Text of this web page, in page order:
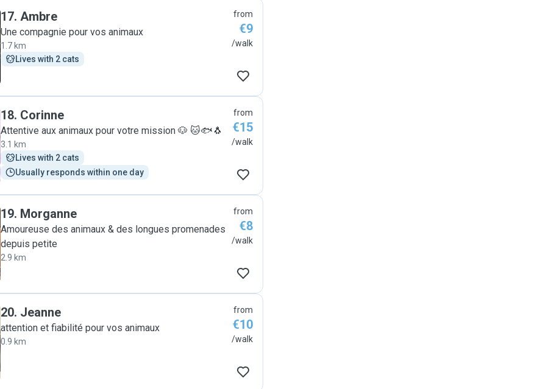
17. Ambre
Une compagnie pour vos animaux
1.7 km
Lives with 2 cats
from
€9
/walk
18. Corinne
Attentive aux animaux pour votre mission 🐶 🐱🐟🐧
3.1 km
Lives with 2 cats
Usually responds within one day
from
€15
/walk
19. Morganne
Amoureuse des animaux & des longues promenades
depuis petite
2.9 km
from
€8
/walk
20. Jeanne
attention et fiabilité pour vos animaux
0.9 km
from
€10
/walk